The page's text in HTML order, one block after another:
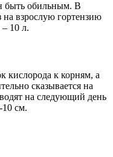
быть обильным. В
на взрослую гортензию
10 л.
кислорода к корням, а
сказывается на
на следующий день
10 см.